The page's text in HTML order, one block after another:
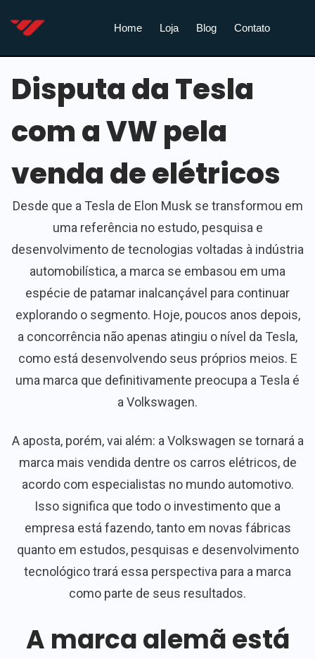
Home Loja Blog Contato
Disputa da Tesla
com a VW pela
venda de elétricos
Desde que a Tesla de Elon Musk se transformou em
uma referência no estudo, pesquisa e
desenvolvimento de tecnologias voltadas à indústria
automobilística, a marca se embasou em uma
espécie de patamar inalcançável para continuar
explorando o segmento. Hoje, poucos anos depois,
a concorrência não apenas atingiu o nível da Tesla,
como está desenvolvendo seus próprios meios. E
uma marca que definitivamente preocupa a Tesla é
a Volkswagen.
A aposta, porém, vai além: a Volkswagen se tornará a
marca mais vendida dentre os carros elétricos, de
acordo com especialistas no mundo automotivo.
Isso significa que todo o investimento que a
empresa está fazendo, tanto em novas fábricas
quanto em estudos, pesquisas e desenvolvimento
tecnológico trará essa perspectiva para a marca
como parte de seus resultados.
A marca alemã está